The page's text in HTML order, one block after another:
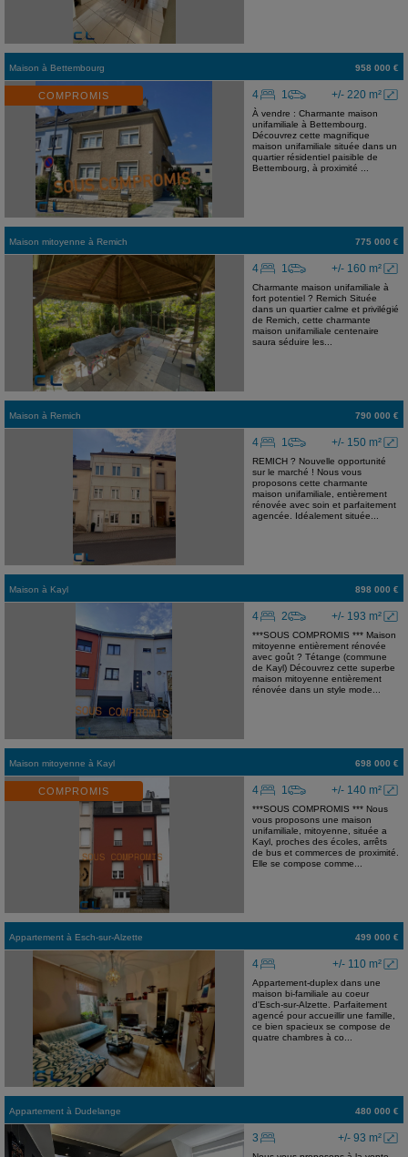
Maison à Bettembourg 958 000 €
COMPROMIS +/- 220 m²
4 1
À vendre : Charmante maison
unifamiliale à Bettembourg.
Découvrez cette magnifique
maison unifamiliale située dans un
quartier résidentiel paisible de
Bettembourg, à proximité ...
Maison mitoyenne à Remich 775 000 €
+/- 160 m²
4 1
Charmante maison unifamiliale à
fort potentiel ? Remich Située
dans un quartier calme et privilégié
de Remich, cette charmante
maison unifamiliale centenaire
saura séduire les...
Maison à Remich 790 000 €
+/- 150 m²
4 1
REMICH ? Nouvelle opportunité
sur le marché ! Nous vous
proposons cette charmante
maison unifamiliale, entièrement
rénovée avec soin et parfaitement
agencée. Idéalement située...
Maison à Kayl 898 000 €
+/- 193 m²
4 2
***SOUS COMPROMIS *** Maison
mitoyenne entièrement rénovée
avec goût ? Tétange (commune
de Kayl) Découvrez cette superbe
maison mitoyenne entièrement
rénovée dans un style mode...
Maison mitoyenne à Kayl 698 000 €
COMPROMIS +/- 140 m²
4 1
***SOUS COMPROMIS *** Nous
vous proposons une maison
unifamiliale, mitoyenne, située a
Kayl, proches des écoles, arrêts
de bus et commerces de proximité.
Elle se compose comme...
Appartement à Esch-sur-Alzette 499 000 €
+/- 110 m²
4
Appartement-duplex dans une
maison bi-familiale au coeur
d'Esch-sur-Alzette. Parfaitement
agencé pour accueillir une famille,
ce bien spacieux se compose de
quatre chambres à co...
Appartement à Dudelange 480 000 €
+/- 93 m²
3